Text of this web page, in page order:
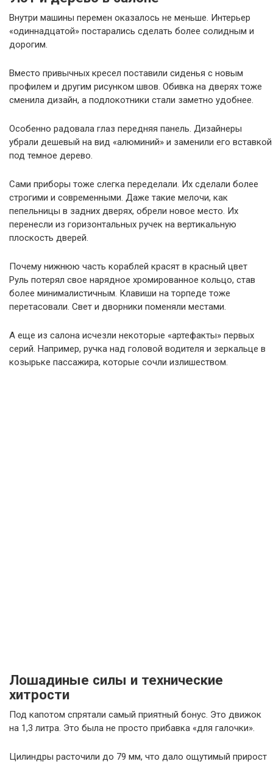
Внутри машины перемен оказалось не меньше. Интерьер
«одиннадцатой» постарались сделать более солидным и
дорогим.
Вместо привычных кресел поставили сиденья с новым
профилем и другим рисунком швов. Обивка на дверях тоже
сменила дизайн, а подлокотники стали заметно удобнее.
Особенно радовала глаз передняя панель. Дизайнеры
убрали дешевый на вид «алюминий» и заменили его вставкой
под темное дерево.
Сами приборы тоже слегка переделали. Их сделали более
строгими и современными. Даже такие мелочи, как
пепельницы в задних дверях, обрели новое место. Их
перенесли из горизонтальных ручек на вертикальную
плоскость дверей.
Почему нижнюю часть кораблей красят в красный цвет
Руль потерял свое нарядное хромированное кольцо, став
более минималистичным. Клавиши на торпеде тоже
перетасовали. Свет и дворники поменяли местами.
А еще из салона исчезли некоторые «артефакты» первых
серий. Например, ручка над головой водителя и зеркальце в
козырьке пассажира, которые сочли излишеством.
Лошадиные силы и технические
хитрости
Под капотом спрятали самый приятный бонус. Это движок
на 1,3 литра. Это была не просто прибавка «для галочки».
Цилиндры расточили до 79 мм, что дало ощутимый прирост